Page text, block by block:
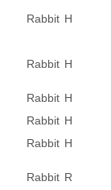
Rabbit H
Rabbit H
Rabbit H
Rabbit H
Rabbit H
Rabbit R